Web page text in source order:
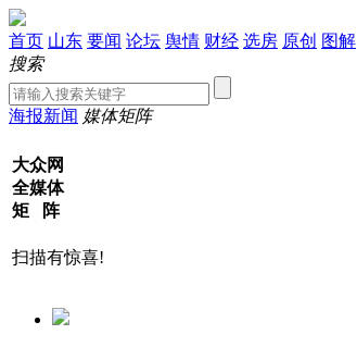
首页 山东 要闻 论坛 舆情 财经 选房 原创 图解
搜索
海报新闻 媒体矩阵
大众网
全媒体
矩 阵
扫描有惊喜!